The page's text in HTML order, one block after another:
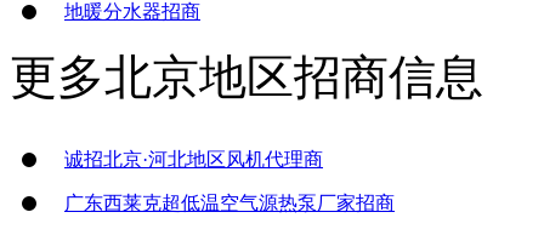
地暖分水器招商
更多北京地区招商信息
诚招北京·河北地区风机代理商
广东西莱克超低温空气源热泵厂家招商